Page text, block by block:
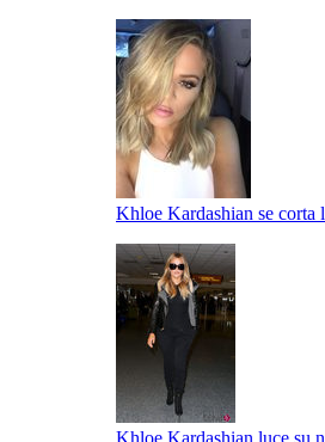
Khloe Kardashian se corta
Khloe Kardashian luce su